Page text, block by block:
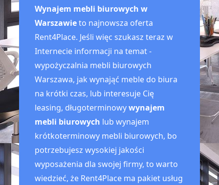
Wynajem mebli biurowych w
Warszawieto najnowsza oferta
Rent4Place. Jeśli więc szukasz teraz w
Internecie informacji na temat -
wypożyczalnia mebli biurowych
Warszawa, jak wynająć meble do biura
na krótki czas, lub interesuje Cię
leasing, długoterminowywynajem
mebli biurowych lub wynajem
krótkoterminowy mebli biurowych, bo
potrzebujesz wysokiej jakości
wyposażenia dla swojej firmy, to warto
wiedzieć, że Rent4Place ma pakiet usług